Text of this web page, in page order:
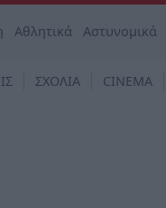
Αθλητικά Αστυνομικά
ΣΧΟΛΙΑ CINEMA